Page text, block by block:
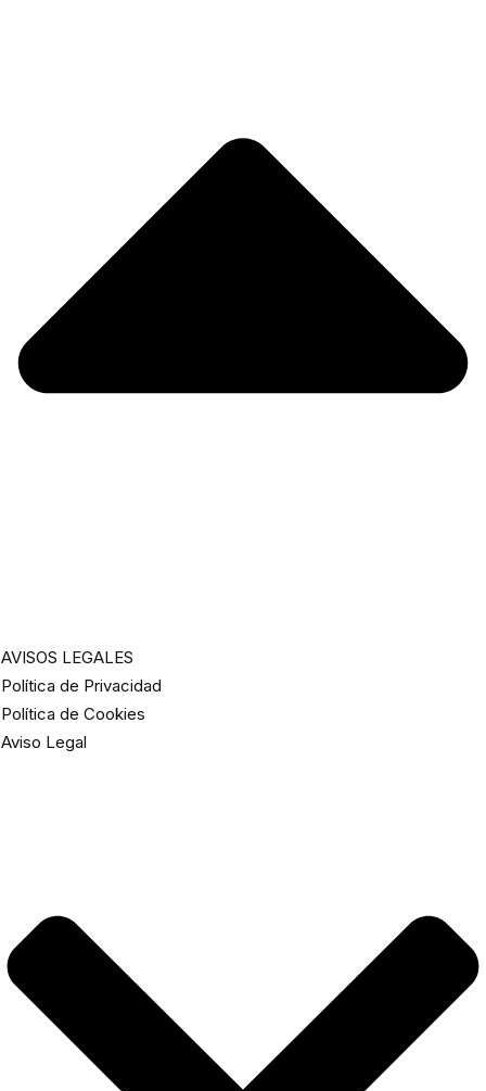
AVISOS LEGALES
Política de Privacidad
Política de Cookies
Aviso Legal